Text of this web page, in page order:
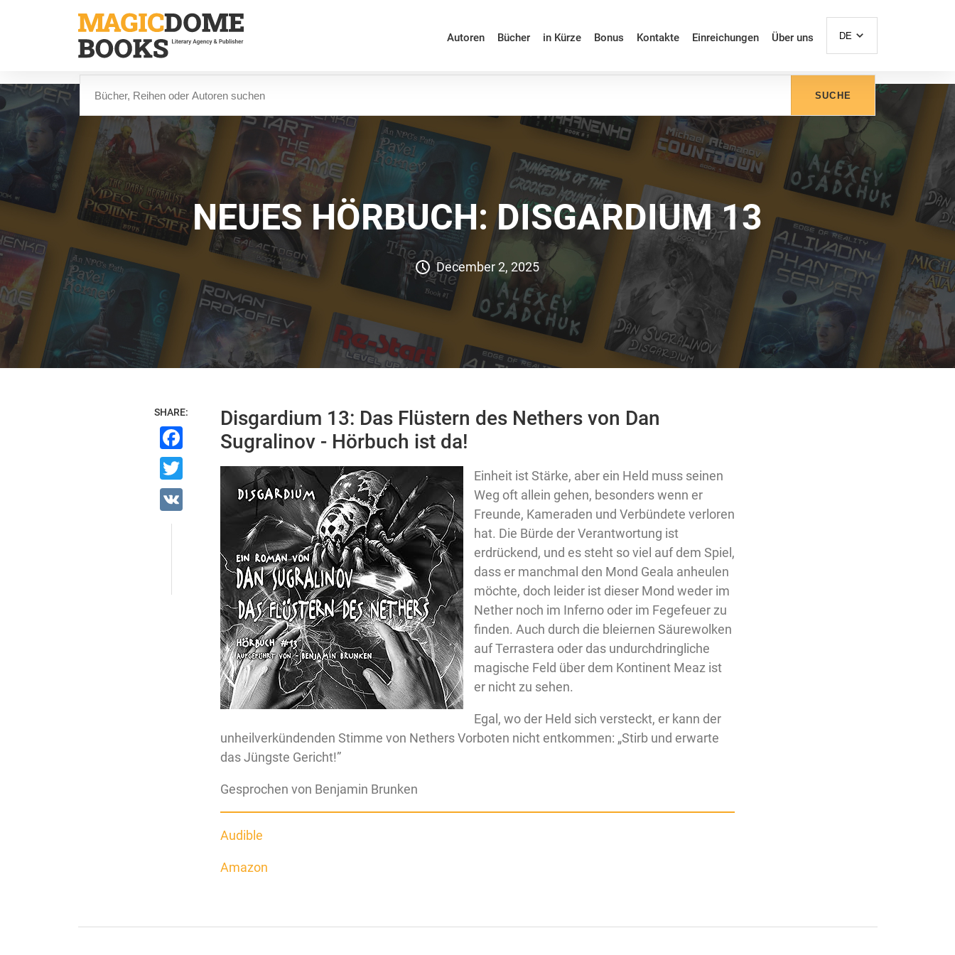
Autoren Bücher in Kürze Bonus Kontakte Einreichungen Über uns DE
SUCHE
NEUES HÖRBUCH: DISGARDIUM 13
December 2, 2025
Disgardium 13: Das Flüstern des Nethers von Dan
Sugralinov - Hörbuch ist da!
Einheit ist Stärke, aber ein Held muss seinen
Weg oft allein gehen, besonders wenn er
Freunde, Kameraden und Verbündete verloren
hat. Die Bürde der Verantwortung ist
erdrückend, und es steht so viel auf dem Spiel,
dass er manchmal den Mond Geala anheulen
möchte, doch leider ist dieser Mond weder im
Nether noch im Inferno oder im Fegefeuer zu
finden. Auch durch die bleiernen Säurewolken
auf Terrastera oder das undurchdringliche
magische Feld über dem Kontinent Meaz ist
er nicht zu sehen.
Egal, wo der Held sich versteckt, er kann der
unheilverkündenden Stimme von Nethers Vorboten nicht entkommen: „Stirb und erwarte
das Jüngste Gericht!”
Gesprochen von Benjamin Brunken
Audible
Amazon
SHARE:
Facebook
Twitter